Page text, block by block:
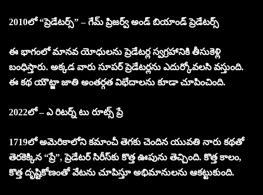
2010లో “ప్రెడేటర్స్” – గేమ్ ప్రిజర్వ్ అండ్ బియాండ్ ప్రెడేటర్స్
ఈ భాగంలో మానవ యోధులను ప్రెడేటర్ల స్వగ్రహానికి తీసుకెళ్లి
బంధిస్తారు. అక్కడ వారు సూపర్‌ ప్రెడేటర్లను ఎదుర్కోవలసి వస్తుంది.
ఈ కథ యౌట్జా జాతి అంతర్గత విభేదాలను కూడా చూపించింది.
2022లో – ఎ రిటర్న్ టు రూట్స్ ప్రే
1719లో అమెరికాలోని కమాంచీ తెగకు చెందిన యువతి నారు కథతో
తెరకెక్కిన “ప్రే”, ప్రెడేటర్‌ సిరీస్‌కు కొత్త ఊపును తెచ్చింది. కొత్త కాలం,
కొత్త దృష్టికోణంతో వేటను చూపిస్తూ అభిమానులను ఆకట్టుకుంది.